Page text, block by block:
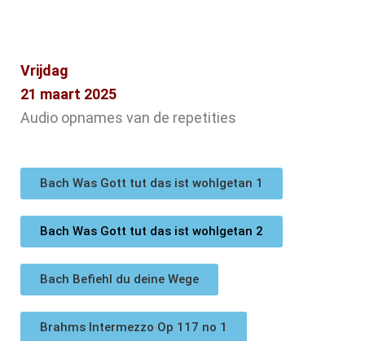
Vrijdag
21 maart 2025
Audio opnames van de repetities
Bach Was Gott tut das ist wohlgetan 1
Bach Was Gott tut das ist wohlgetan 2
Bach Befiehl du deine Wege
Brahms Intermezzo Op 117 no 1